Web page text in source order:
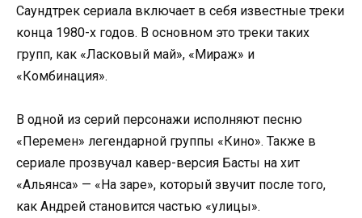
Саундтрек сериала включает в себя известные треки
конца 1980-х годов. В основном это треки таких
групп, как «Ласковый май», «Мираж» и
«Комбинация».
В одной из серий персонажи исполняют песню
«Перемен» легендарной группы «Кино». Также в
сериале прозвучал кавер-версия Басты на хит
«Альянса» — «На заре», который звучит после того,
как Андрей становится частью «улицы».